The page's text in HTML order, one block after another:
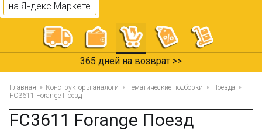
365 дней на возврат >>
Главная Конструкторы аналоги Тематические подборки
Поезда
FC3611 Forange Поезд
FC3611 Forange Поезд